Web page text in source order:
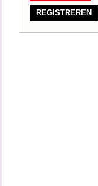
REGISTREREN